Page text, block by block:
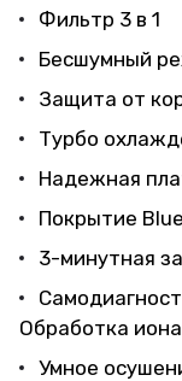
Фильтр 3 в 1
Бесшумный
Защита от
Турбо
Надежная
Покрытие
3-минутная
Обработка
Умное